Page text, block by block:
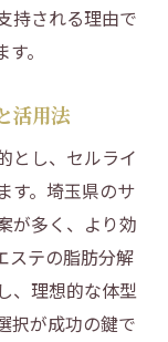
持される理由で
。
活用法
とし、セルライ
す。埼玉県のサ
が多く、より効
ステの脂肪分解
、理想的な体型
択が成功の鍵で